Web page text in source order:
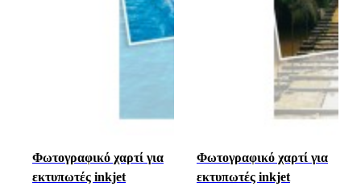
Φωτογραφικό χαρτί για
εκτυπωτές inkjet
Φωτογραφικό χαρτί για
εκτυπωτές inkjet